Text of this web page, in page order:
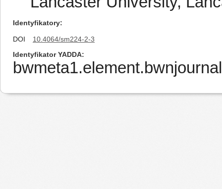
Identyfikatory
DOI
10.4064/sm224-2-3
Identyfikator YADDA